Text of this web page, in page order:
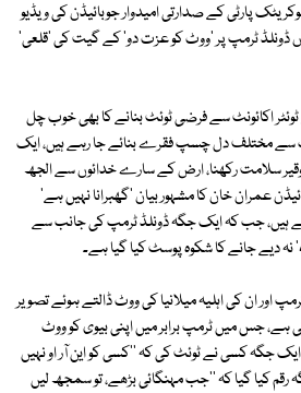
پارٹی کے صدارتی امیدوار جوبائیڈن کی ویڈیو
ڈونلڈ ٹرمپ پر 'ووٹ کو عزت دو' کے گیت کی 'قلعی'
اکائونٹ سے فرضی ٹوئٹ بنانے کا بھی خوب چل
سے مختلف دل چسپ فقرے بنائے جا رہے ہیں، ایک
سلامت رکھنا، ارض کے سارے خدائوں سے الجھ
عمران خان کا مشہور بیان 'گھبرانا نہیں ہے'
ہیں، جب کہ ایک جگہ ڈونلڈ ٹرمپ کی جانب سے
اور ان کی اہلیہ میلانیا کی ووٹ ڈالتے ہوئے تصویر
جس میں ٹرمپ برابر میں اپنی بیوی کو ووٹ
جگہ کسی نے ٹوئٹ کی کہ ''کسی کو این آر او نہیں
رقم کیا گیا کہ ''جب مہنگائی بڑھے، تو سمجھ لیں